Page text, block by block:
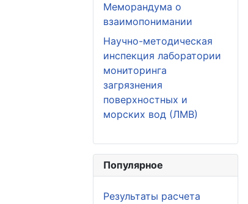
Меморандума о
взаимопонимании
Научно-методическая
инспекция лаборатории
мониторинга
загрязнения
поверхностных и
морских вод (ЛМВ)
Популярное
Результаты расчета